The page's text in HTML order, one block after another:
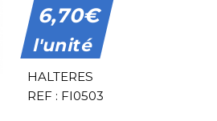
6,70€
l'unité
HALTERES
REF : FI0503